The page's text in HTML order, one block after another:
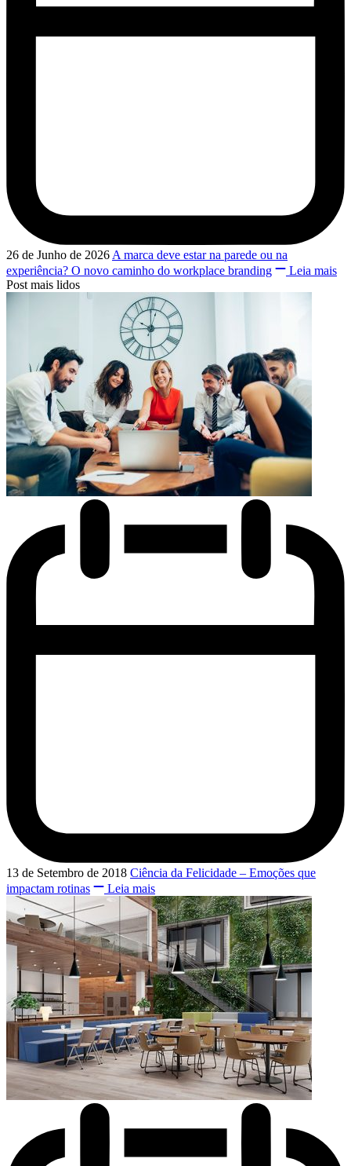
26 de Junho de 2026 A marca deve estar na parede ou na
experiência? O novo caminho do workplace branding
Leia mais
Post mais lidos
13 de Setembro de 2018 Ciência da Felicidade – Emoções que
impactam rotinas
Leia mais